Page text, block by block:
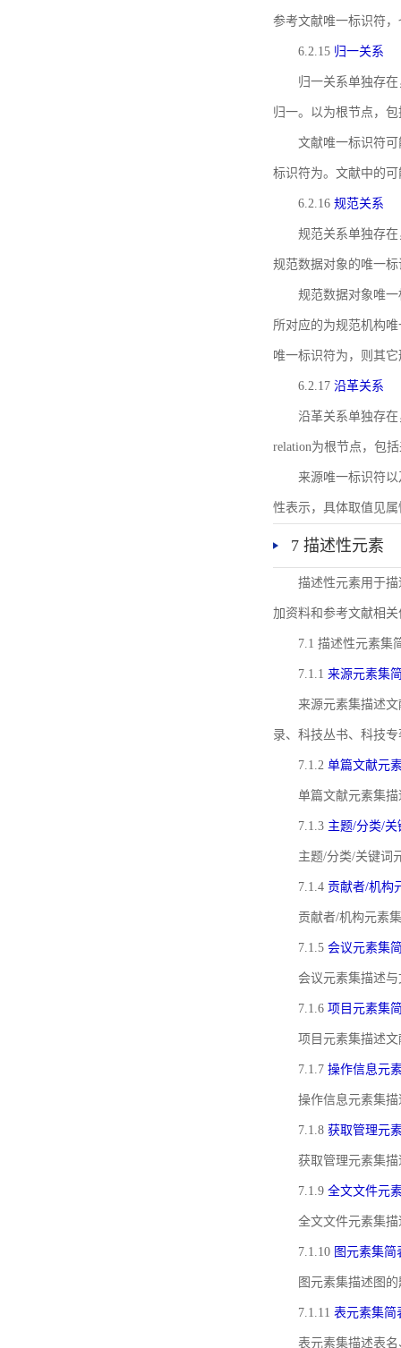
参考文献唯一标识符
6.2.15 归一关系
归一关系单独存
归一。以为根节点，
文献唯一标识符
标识符为。文献中的
6.2.16 规范关系
规范关系单独存
规范数据对象的唯一
规范数据对象唯一
所对应的为规范机构
唯一标识符为，则其
6.2.17 沿革关系
沿革关系单独存
relation为根节点，包
来源唯一标识符以
性表示，具体取值见属
7 描述性元素
描述性元素用于
加资料和参考文献相
7.1 描述性元素集
7.1.1 来源元素集
来源元素集描述
录、科技丛书、科技
7.1.2 单篇文献元
单篇文献元素集
7.1.3 主题/分类/
主题/分类/关键词
7.1.4 贡献者/机构
贡献者/机构元素
7.1.5 会议元素集
会议元素集描述
7.1.6 项目元素集
项目元素集描述
7.1.7 操作信息元
操作信息元素集
7.1.8 获取管理元
获取管理元素集
7.1.9 全文文件元
全文文件元素集
7.1.10 图元素集简
图元素集描述图
7.1.11 表元素集简
表元素集描述表